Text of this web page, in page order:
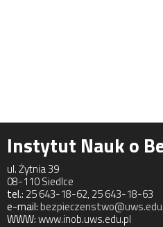
Instytut Nauk o
ul. Żytnia 39
08-110 Siedlce
tel.: 25 643-18-62, 25 643-18-63
e-mail:
WWW:www.inob.uws.edu.pl